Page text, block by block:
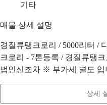
기타
매물 상세 설명
경질류탱크로리 / 5000리터 /
크로리 - 7톤등록 / 경질류탱
법인신조차 ※ 부가세 별도 입
상세